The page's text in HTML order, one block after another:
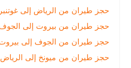
حجز طيران من الرياض إلى غوتنبرغ |
حجز طيران من بيروت إلى الجوف |
حجز طيران من الجوف إلى بيروت
|
حجز طيران من ميونخ إلى الرياض
|